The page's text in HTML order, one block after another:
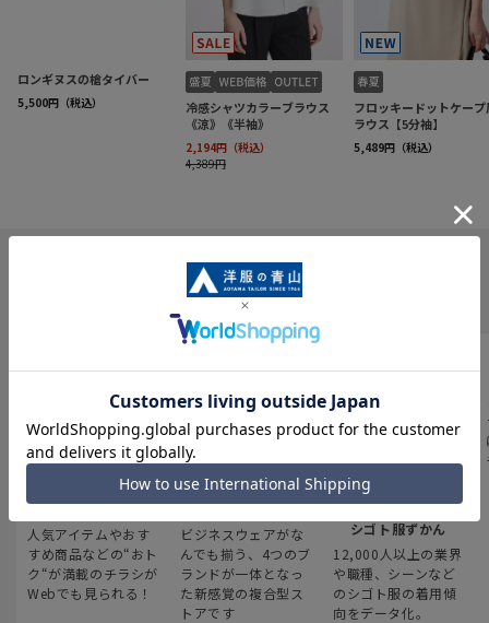
INFORMATION
最新のお買い得情報
人気アイテムやおす
すめ商品などの“おト
ク“が満載のチラシが
Webでも見られる！
スーツスクエア
ビジネスウェアがな
んでも揃う、4つのブ
ランドが一体となっ
た新感覚の複合型ス
トアです
みんなの
シゴト服ずかん
12,000人以上の業界
や職種、シーンなど
のシゴト服の着用傾
向をデータ化。